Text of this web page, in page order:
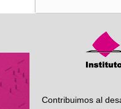
Contribuimos al